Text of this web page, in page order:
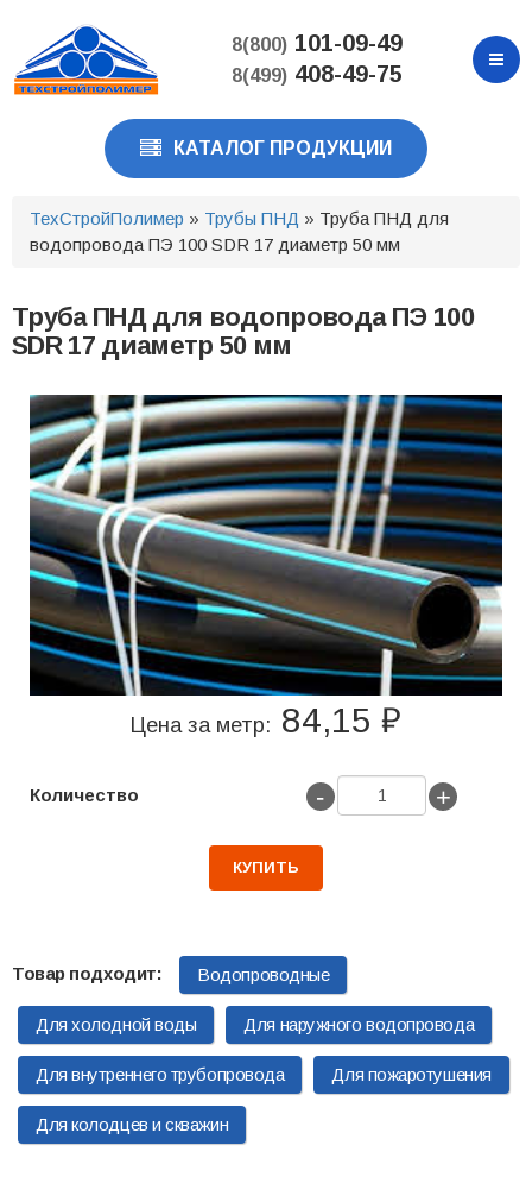
основному
содержанию
8(800)101-09-49
8(499)408-49-75
КАТАЛОГ ПРОДУКЦИИ
ТехСтройПолимер » Трубы ПНД » Труба ПНД для
водопровода ПЭ 100 SDR 17 диаметр 50 мм
Труба ПНД для водопровода ПЭ 100
SDR 17 диаметр 50 мм
Цена за метр: 84,15 ₽
Количество - +
КУПИТЬ
Водопроводные
Для холодной воды Для наружного водопровода
Для внутреннего трубопровода Для пожаротушения
Для колодцев и скважин